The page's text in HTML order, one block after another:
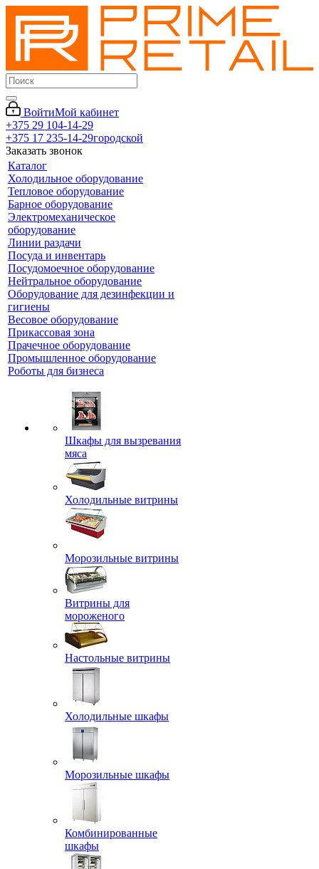
ВойтиМой кабинет
+375 29 104-14-29
+375 17 235-14-29городской
Заказать звонок
Каталог
Холодильное оборудование
Тепловое оборудование
Барное оборудование
Электромеханическое
оборудование
Линии раздачи
Посуда и инвентарь
Посудомоечное оборудование
Нейтральное оборудование
Оборудование для дезинфекции и
гигиены
Весовое оборудование
Прикассовая зона
Прачечное оборудование
Промышленное оборудование
Роботы для бизнеса
Шкафы для вызревания
мяса
Холодильные витрины
Морозильные витрины
Витрины для
мороженого
Настольные витрины
Холодильные шкафы
Морозильные шкафы
Комбинированные
шкафы